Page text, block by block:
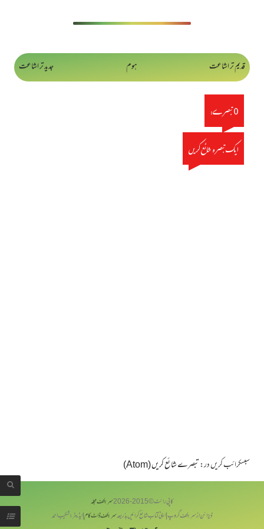
جدید تر اشاعت قدیم تر اشاعت ہوم
0 تبصرے:
ایک تبصرہ شائع کریں
سبسکرائب کریں در:تبصرے شائع کریں (Atom)
کاپی رائٹ © 2015- 2026سربکف مجلہ
ڈیزائن از سر بکف گروپ | اپنی کتاب شائع کرائیں بذریعہسربکف ڈاٹ کام| ایڈیٹر: شکیب احمد